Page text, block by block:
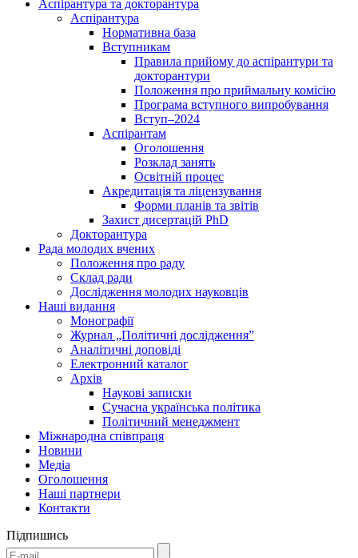
Аспірантура та докторантура
Аспірантура
Нормативна база
Вступникам
Правила прийому до аспірантури та
докторантури
Положення про приймальну комісію
Програма вступного випробування
Вступ–2024
Аспірантам
Оголошення
Розклад занять
Освітній процес
Акредитація та ліцензування
Форми планів та звітів
Захист дисертацій PhD
Докторантура
Рада молодих вчених
Положення про раду
Склад ради
Дослідження молодих науковців
Наші видання
Монографії
Журнал „Політичні дослідження”
Аналітичні доповіді
Електронний каталог
Архів
Наукові записки
Сучасна українська політика
Політичний менеджмент
Міжнародна співпраця
Новини
Медіa
Оголошення
Наші партнери
Контакти
Підпишись